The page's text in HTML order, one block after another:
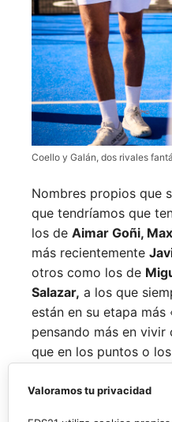
Coello y Galán, dos rivales
Nombres propios que
que tendríamos que
los de Aimar Goñi,
más recientemente
otros como los de
Salazar, a los que
están en su etapa
pensando más en
que en los puntos o
No por ello hemos de
Valoramos tu privacidad